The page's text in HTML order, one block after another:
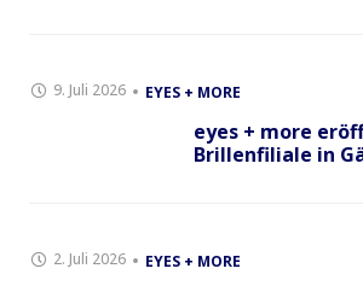
9. Juli 2026 EYES + MORE
eyes + more
Brillenfiliale in
2. Juli 2026 EYES + MORE